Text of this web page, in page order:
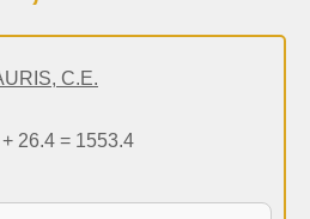
C.E.
26.4 = 1553.4